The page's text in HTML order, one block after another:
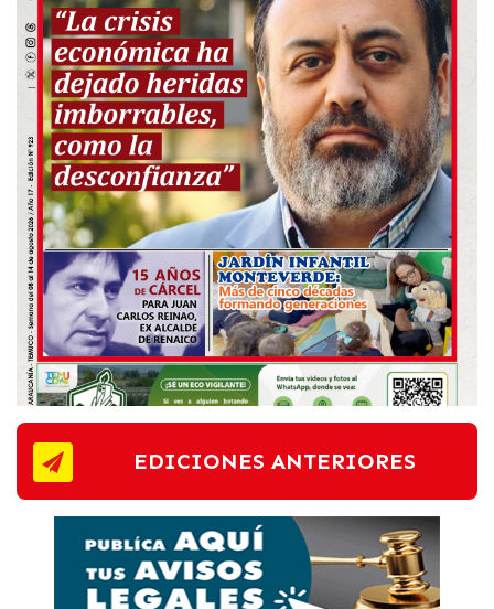
EDICIONES ANTERIORES